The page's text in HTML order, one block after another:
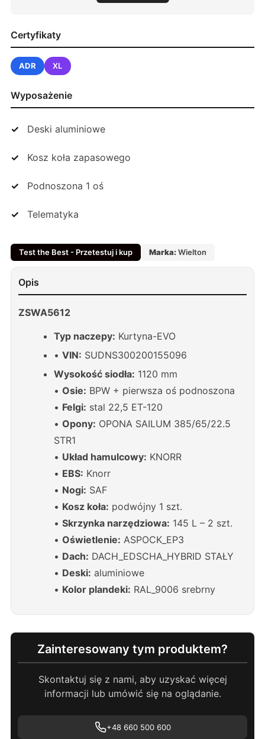
Certyfikaty
ADR XL
Wyposażenie
Deski aluminiowe
Kosz koła zapasowego
Podnoszona 1 oś
Telematyka
Test the Best - Przetestuj i kup Marka:Wielton
Opis
ZSWA5612
Typ naczepy: Kurtyna-EVO
• VIN: SUDNS300200155096
Wysokość siodła: 1120 mm
• Osie: BPW + pierwsza oś podnoszona
• Felgi: stal 22,5 ET-120
• Opony: OPONA SAILUM 385/65/22.5
STR1
• Układ hamulcowy: KNORR
• EBS: Knorr
• Nogi: SAF
• Kosz koła: podwójny 1 szt.
• Skrzynka narzędziowa: 145 L – 2 szt.
• Oświetlenie: ASPOCK_EP3
• Dach: DACH_EDSCHA_HYBRID STAŁY
• Deski: aluminiowe
• Kolor plandeki: RAL_9006 srebrny
Zainteresowany tym produktem?
Skontaktuj się z nami, aby uzyskać więcej
informacji lub umówić się na oglądanie.
+48 660 500 600